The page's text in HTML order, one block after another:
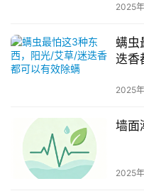
2025
螨虫
迭香
2025
墙面
2025